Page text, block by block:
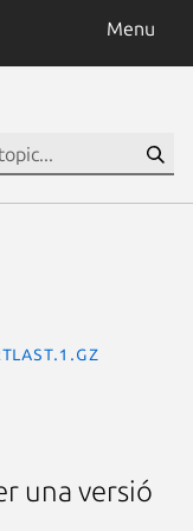
Menu
una versió